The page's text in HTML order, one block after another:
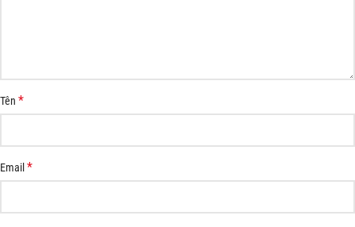
Tên *
Email*